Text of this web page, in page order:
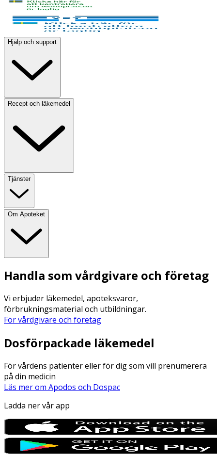
Hjälp och support
Recept och läkemedel
Tjänster
Om Apoteket
Handla som vårdgivare och företag
Vi erbjuder läkemedel, apoteksvaror,
förbrukningsmaterial och utbildningar.
För vårdgivare och företag
Dosförpackade läkemedel
För vårdens patienter eller för dig som vill prenumerera
på din medicin
Läs mer om Apodos och Dospac
Ladda ner vår app